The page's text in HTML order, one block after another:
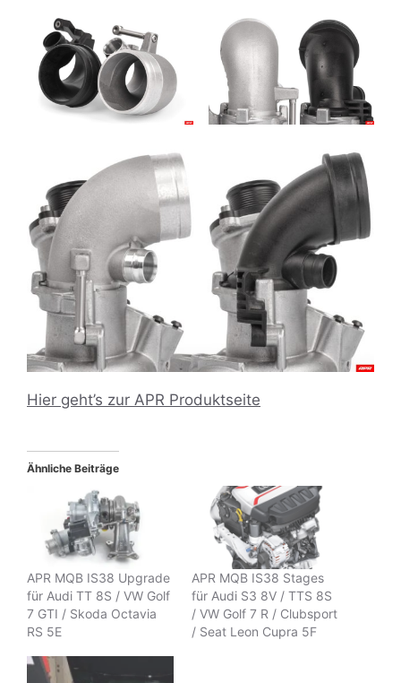
Hier geht’s zur APR Produktseite
Ähnliche Beiträge
APR MQB IS38 Upgrade
für Audi TT 8S / VW Golf
7 GTI / Skoda Octavia
RS 5E
APR MQB IS38 Stages
für Audi S3 8V / TTS 8S
/ VW Golf 7 R / Clubsport
/ Seat Leon Cupra 5F